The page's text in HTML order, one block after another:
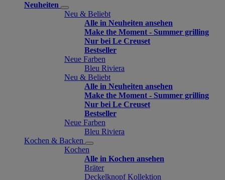
Neuheiten
Neu & Beliebt
Alle in Neuheiten ansehen
Make the Moment - Summer grilling
Nur bei Le Creuset
Bestseller
Neue Farben
Bleu Riviera
Neu & Beliebt
Alle in Neuheiten ansehen
Make the Moment - Summer grilling
Nur bei Le Creuset
Bestseller
Neue Farben
Bleu Riviera
Kochen & Backen
Kochen
Alle in Kochen ansehen
Bräter
Deckelknopf Kollektion